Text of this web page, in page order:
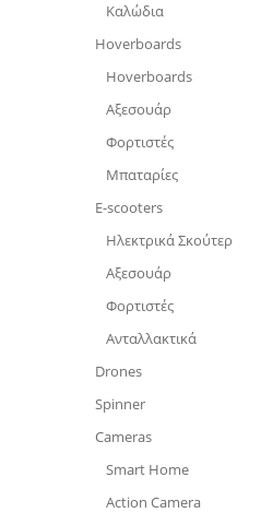
Καλώδια
Hoverboards
Hoverboards
Aξεσουάρ
Φορτιστές
Μπαταρίες
E-scooters
Ηλεκτρικά Σκούτερ
Aξεσουάρ
Φορτιστές
Ανταλλακτικά
Drones
Spinner
Cameras
Smart Home
Action Camera